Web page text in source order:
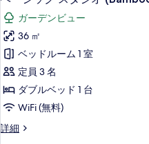
す
る
ー
シ
ッ
ク
ス
タ
ジ
オ
ガーデンビュー
36 ㎡
ベッドルーム 1 室
定員 3 名
ダブルベッド 1 台
WiFi (無料)
詳細
ベ